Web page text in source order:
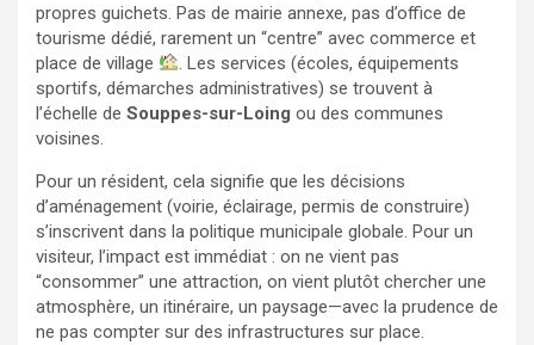
propres guichets. Pas de mairie annexe, pas d’office de
tourisme dédié, rarement un “centre” avec commerce et
place de village
. Les services (écoles, équipements
sportifs, démarches administratives) se trouvent à
l’échelle de Souppes-sur-Loing ou des communes
voisines.
Pour un résident, cela signifie que les décisions
d’aménagement (voirie, éclairage, permis de construire)
s’inscrivent dans la politique municipale globale. Pour un
visiteur, l’impact est immédiat : on ne vient pas
“consommer” une attraction, on vient plutôt chercher une
atmosphère, un itinéraire, un paysage—avec la prudence de
ne pas compter sur des infrastructures sur place.